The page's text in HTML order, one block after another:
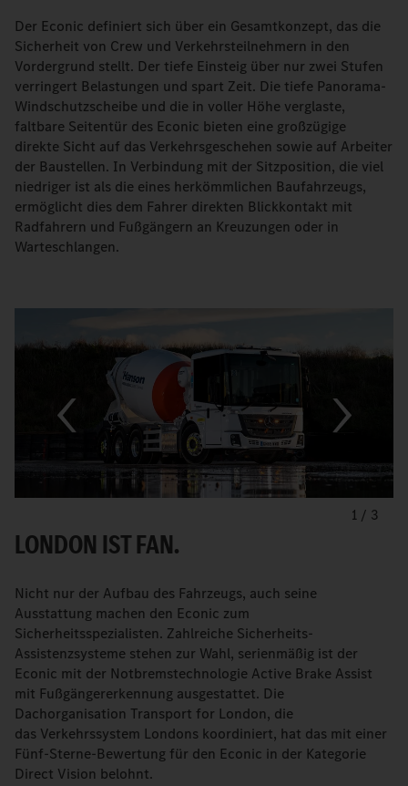
Der Econic definiert sich über ein Gesamtkonzept, das die
Sicherheit von Crew und Verkehrsteilnehmern in den
Vordergrund stellt. Der tiefe Einsteig über nur zwei Stufen
verringert Belastungen und spart Zeit. Die tiefe Panorama-
Windschutzscheibe und die in voller Höhe verglaste,
faltbare Seitentür des Econic bieten eine großzügige
direkte Sicht auf das Verkehrsgeschehen sowie auf Arbeiter
der Baustellen. In Verbindung mit der Sitzposition, die viel
niedriger ist als die eines herkömmlichen Baufahrzeugs,
ermöglicht dies dem Fahrer direkten Blickkontakt mit
Radfahrern und Fußgängern an Kreuzungen oder in
Warteschlangen.
1 / 3
LONDON IST FAN.
Nicht nur der Aufbau des Fahrzeugs, auch seine
Ausstattung machen den Econic zum
Sicherheitsspezialisten. Zahlreiche Sicherheits-
Assistenzsysteme stehen zur Wahl, serienmäßig ist der
Econic mit der Notbremstechnologie Active Brake Assist
mit Fußgängererkennung ausgestattet. Die
Dachorganisation Transport for London, die
das Verkehrssystem Londons koordiniert, hat das mit einer
Fünf-Sterne-Bewertung für den Econic in der Kategorie
Direct Vision belohnt.